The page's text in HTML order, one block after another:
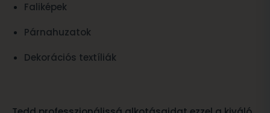
Faliképek
Párnahuzatok
Dekorációs textíliák